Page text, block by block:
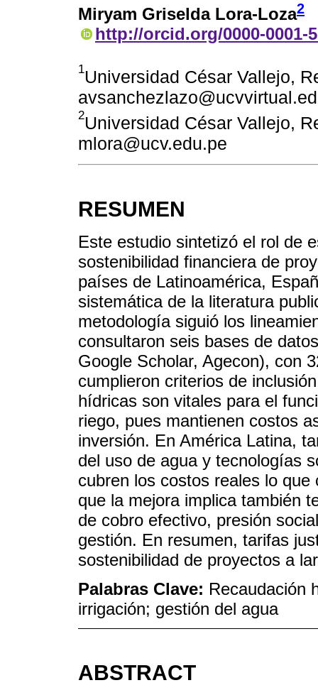
Miryam Griselda Lora-Loza2
http://orcid.org/0000-0001-
1Universidad César Vallejo,
2Universidad César Vallejo,
mlora@ucv.edu.pe
RESUMEN
Este estudio sintetizó el rol de
sostenibilidad financiera de
países de Latinoamérica,
sistemática de la literatura
metodología siguió los
consultaron seis bases de
Google Scholar, Agecon), con
cumplieron criterios de
hídricas son vitales para el
riego, pues mantienen costos
inversión. En América Latina,
del uso de agua y tecnologías
cubren los costos reales lo
que la mejora implica también
de cobro efectivo, presión
gestión. En resumen, tarifas
sostenibilidad de proyectos a
Palabras Clave: Recaudación
irrigación; gestión del agua
ABSTRACT